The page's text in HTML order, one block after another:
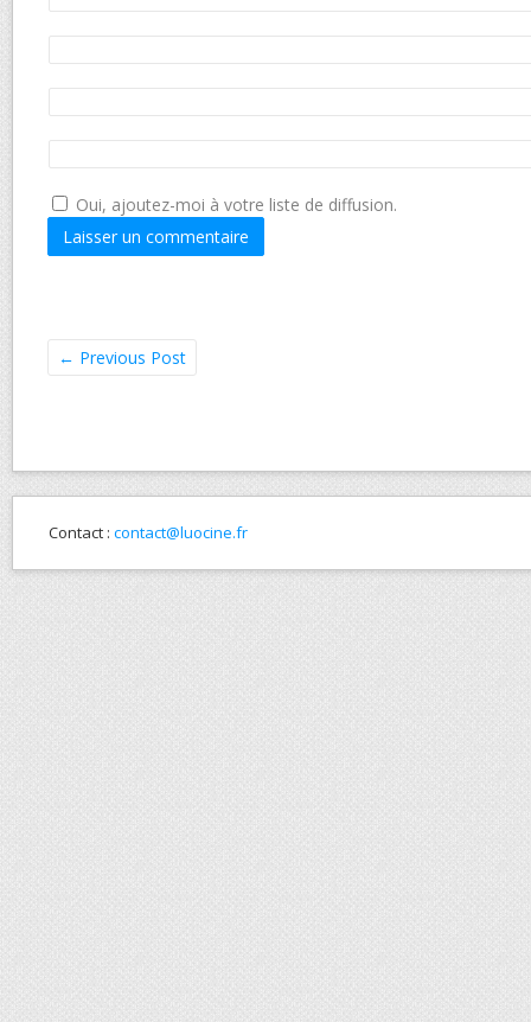
Oui, ajoutez-moi à votre liste de diffusion.
← Previous Post
Contact : contact@luocine.fr